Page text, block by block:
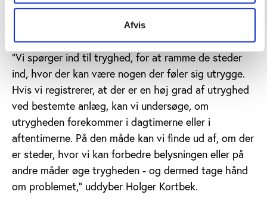
Afvis
"Vi spørger ind til tryghed, for at ramme de steder
ind, hvor der kan være nogen der føler sig utrygge.
Hvis vi registrerer, at der er en høj grad af utryghed
ved bestemte anlæg, kan vi undersøge, om
utrygheden forekommer i dagtimerne eller i
aftentimerne. På den måde kan vi finde ud af, om der
er steder, hvor vi kan forbedre belysningen eller på
andre måder øge trygheden - og dermed tage hånd
om problemet,” uddyber Holger Kortbek.